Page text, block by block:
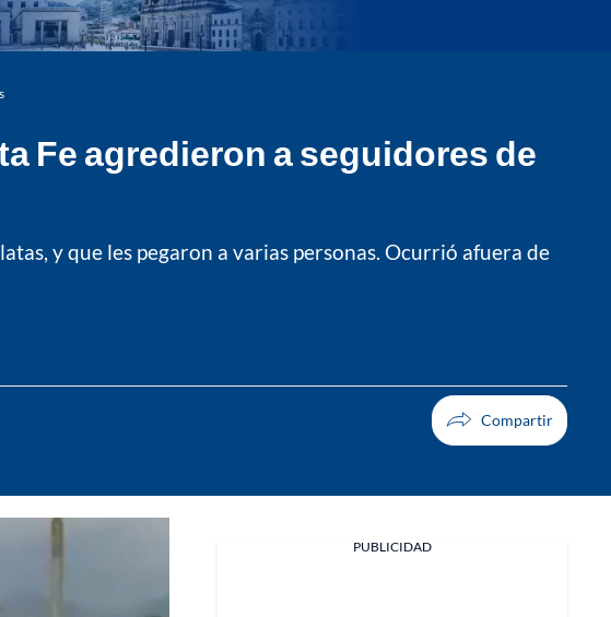
Fe agredieron a seguidores de
y que les pegaron a varias personas. Ocurrió afuera de
PUBLICIDAD